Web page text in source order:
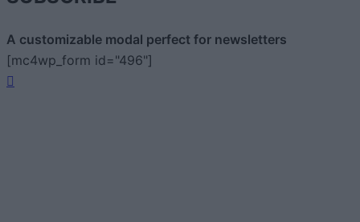
A customizable modal perfect for newsletters
[mc4wp_form id="496"]